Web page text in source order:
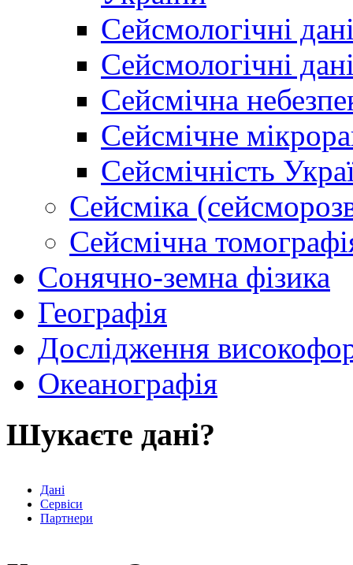
Сейсмологічні
Сейсмологічні
Сейсмічна
Сейсмічне
Сейсмічність
Сейсміка
Сейсмічна
Сонячно-земна фізика
Географія
Дослідження
Океанографія
Шукаєте дані?
Дані
Сервіси
Партнери